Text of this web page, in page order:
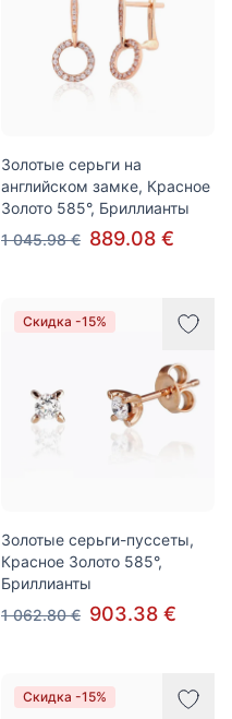
Золотые серьги на
английском замке, Красное
Золото 585°, Бриллианты
1 045.98 € 889.08 €
Скидка -15%
Золотые серьги-пуссеты,
Красное Золото 585°,
Бриллианты
1 062.80 € 903.38 €
Скидка -15%